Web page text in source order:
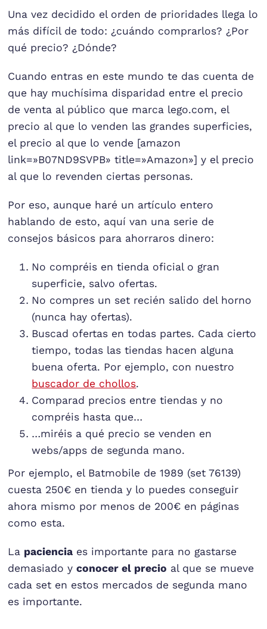
Una vez decidido el orden de prioridades llega lo
más difícil de todo: ¿cuándo comprarlos? ¿Por
qué precio? ¿Dónde?
Cuando entras en este mundo te das cuenta de
que hay muchísima disparidad entre el precio
de venta al público que marca lego.com, el
precio al que lo venden las grandes superficies,
el precio al que lo vende [amazon
link=»B07ND9SVPB» title=»Amazon»] y el precio
al que lo revenden ciertas personas.
Por eso, aunque haré un artículo entero
hablando de esto, aquí van una serie de
consejos básicos para ahorraros dinero:
No compréis en tienda oficial o gran
superficie, salvo ofertas.
No compres un set recién salido del horno
(nunca hay ofertas).
Buscad ofertas en todas partes. Cada cierto
tiempo, todas las tiendas hacen alguna
buena oferta. Por ejemplo, con nuestro
buscador de chollos.
Comparad precios entre tiendas y no
compréis hasta que…
…miréis a qué precio se venden en
webs/apps de segunda mano.
Por ejemplo, el Batmobile de 1989 (set 76139)
cuesta 250€ en tienda y lo puedes conseguir
ahora mismo por menos de 200€ en páginas
como esta.
La paciencia es importante para no gastarse
demasiado yconocer el precio al que se mueve
cada set en estos mercados de segunda mano
es importante.